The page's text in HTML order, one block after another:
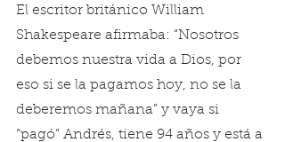
El escritor británico William
Shakespeare afirmaba: “Nosotros
debemos nuestra vida a Dios, por
eso si se la pagamos hoy, no se la
deberemos mañana” y vaya si
“pagó” Andrés, tiene 94 años y está a